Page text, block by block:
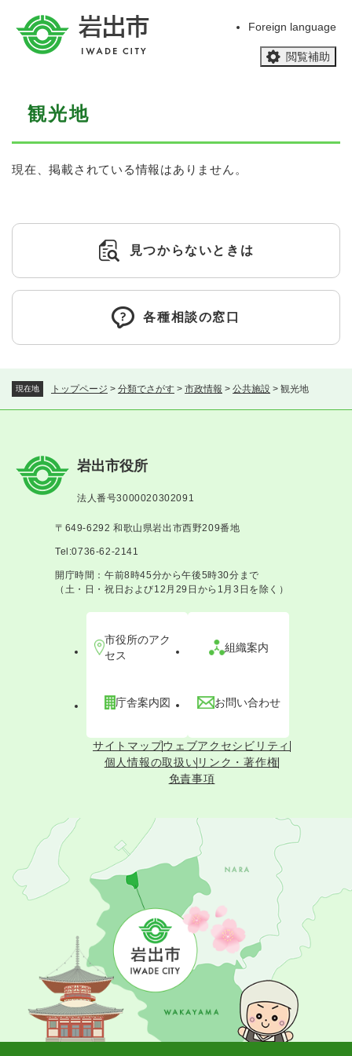
Foreign language
閲覧補助
現在地 トップページ > 分類でさがす > 市政情報 > 公共施設 > 観光地
観光地
現在、掲載されている情報はありません。
見つからないときは
各種相談の窓口
岩出市役所
法人番号3000020302091
〒649-6292 和歌山県岩出市西野209番地
Tel:0736-62-2141
開庁時間：午前8時45分から午後5時30分まで
（土・日・祝日および12月29日から1月3日を除く）
市役所のアク
セス
組織案内
庁舎案内図 お問い合わせ
サイトマップウェブアクセシビリティ
個人情報の取扱い リンク・著作権
免責事項